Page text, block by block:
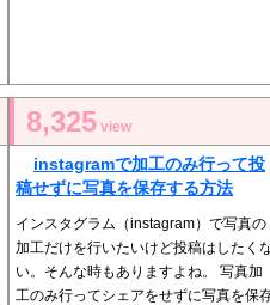
8,325 view
instagramで加工のみ行って投
稿せずに写真を保存する方法
インスタグラム（instagram）で写真の
加工だけを行いたいけど投稿はしたく
い。そんな時もありますよね。 写真加
工のみ行ってシェアをせずに写真を保